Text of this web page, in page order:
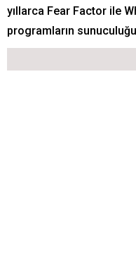
yıllarca Fear Factor ile
programların